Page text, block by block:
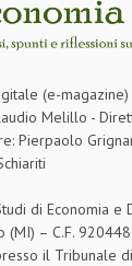
FINANCIAL
(e-
Melillo -
Pierpaolo
di Economia e
(MI) – C.F.
il Tribunale